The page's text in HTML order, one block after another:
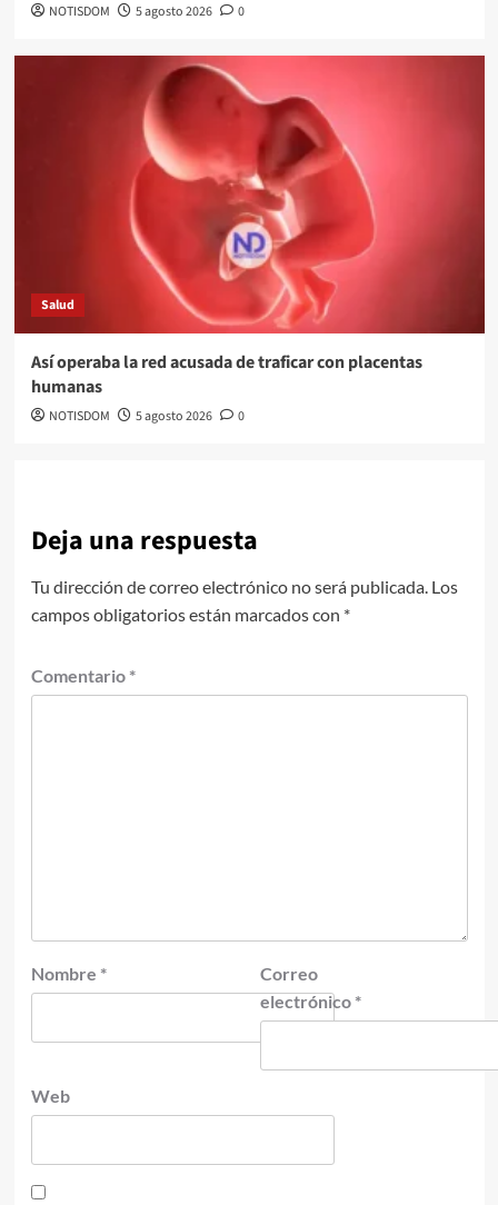
NOTISDOM 5 agosto 2026 0
Salud
Así operaba la red acusada de traficar con placentas
humanas
NOTISDOM 5 agosto 2026 0
Deja una respuesta
Tu dirección de correo electrónico no será publicada. Los
campos obligatorios están marcados con *
Comentario *
Nombre *
Correo
electrónico *
Web